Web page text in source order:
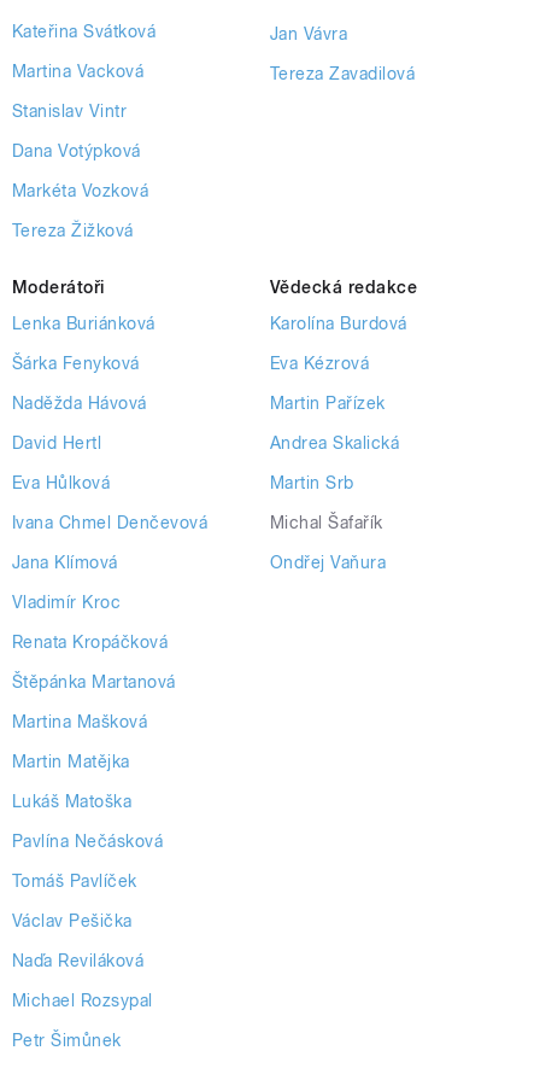
Kateřina Svátková
Martina Vacková
Stanislav Vintr
Dana Votýpková
Markéta Vozková
Tereza Žižková
Jan Vávra
Tereza Zavadilová
Moderátoři
Lenka Buriánková
Šárka Fenyková
Naděžda Hávová
David Hertl
Eva Hůlková
Ivana Chmel Denčevová
Jana Klímová
Vladimír Kroc
Renata Kropáčková
Štěpánka Martanová
Martina Mašková
Martin Matějka
Lukáš Matoška
Pavlína Nečásková
Tomáš Pavlíček
Václav Pešička
Naďa Reviláková
Michael Rozsypal
Petr Šimůnek
Vědecká redakce
Karolína Burdová
Eva Kézrová
Martin Pařízek
Andrea Skalická
Martin Srb
Michal Šafařík
Ondřej Vaňura